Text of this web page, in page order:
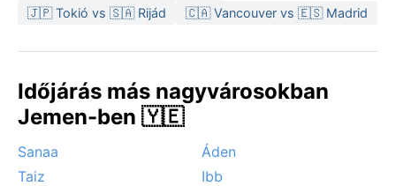
🇯🇵 Tokió vs 🇸🇦 Rijád
🇨🇦 Vancouver vs 🇪🇸 Madrid
Időjárás más nagyvárosokban
Jemen-ben 🇾🇪
Sanaa
Áden
Taiz
Ibb